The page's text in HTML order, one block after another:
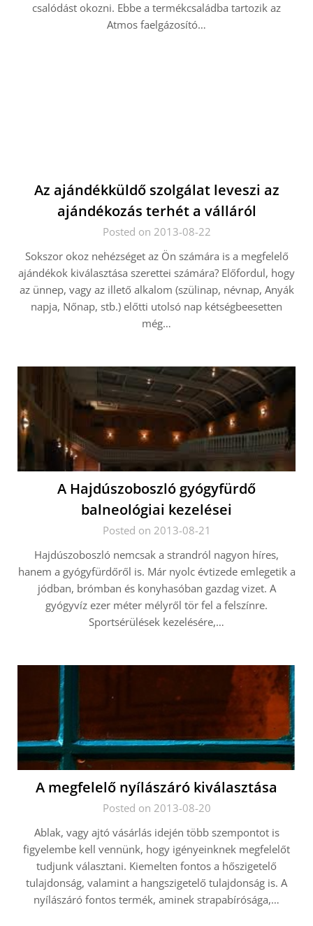
csalódást okozni. Ebbe a termékcsaládba tartozik az
Atmos faelgázosító…
Az ajándékküldő szolgálat leveszi az
ajándékozás terhét a válláról
Posted on 2013-08-22
Sokszor okoz nehézséget az Ön számára is a megfelelő
ajándékok kiválasztása szerettei számára? Előfordul, hogy
az ünnep, vagy az illető alkalom (szülinap, névnap, Anyák
napja, Nőnap, stb.) előtti utolsó nap kétségbeesetten
még…
A Hajdúszoboszló gyógyfürdő
balneológiai kezelései
Posted on 2013-08-21
Hajdúszoboszló nemcsak a strandról nagyon híres,
hanem a gyógyfürdőről is. Már nyolc évtizede emlegetik a
jódban, brómban és konyhasóban gazdag vizet. A
gyógyvíz ezer méter mélyről tör fel a felszínre.
Sportsérülések kezelésére,…
A megfelelő nyílászáró kiválasztása
Posted on 2013-08-20
Ablak, vagy ajtó vásárlás idején több szempontot is
figyelembe kell vennünk, hogy igényeinknek megfelelőt
tudjunk választani. Kiemelten fontos a hőszigetelő
tulajdonság, valamint a hangszigetelő tulajdonság is. A
nyílászáró fontos termék, aminek strapabírósága,…